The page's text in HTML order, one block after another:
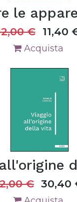
le
€ 11,40
Acquista
€ 30,40